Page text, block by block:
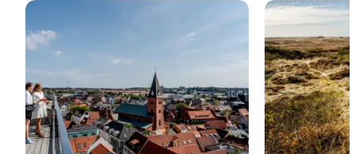
Sjælland Jylland